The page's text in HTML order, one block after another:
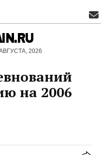
2026
на 2006